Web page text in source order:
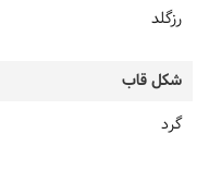
رزگلد
شکل قاب
گرد